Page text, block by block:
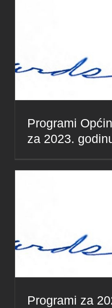
Programi
za 2023.
Programi za